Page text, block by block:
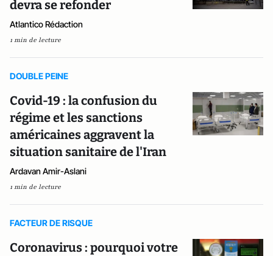
devra se refonder
Atlantico Rédaction
1 min de lecture
DOUBLE PEINE
Covid-19 : la confusion du
régime et les sanctions
américaines aggravent la
situation sanitaire de l'Iran
Ardavan Amir-Aslani
1 min de lecture
FACTEUR DE RISQUE
Coronavirus : pourquoi votre